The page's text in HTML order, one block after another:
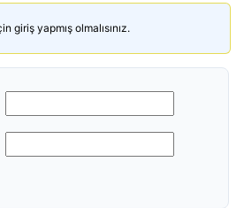
giriş yapmış olmalısınız.